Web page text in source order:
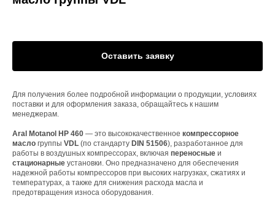
Оставить заявку
Для получения более подробной информации о продукции, условиях
поставки и для оформления заказа, обращайтесь к нашим
менеджерам.
Aral Motanol HP 460 — это высококачественное компрессорное
масло группы VDL (по стандарту DIN 51506), разработанное для
работы в воздушных компрессорах, включая переносные и
стационарные установки. Оно предназначено для обеспечения
надежной работы компрессоров при высоких нагрузках, сжатиях и
температурах, а также для снижения расхода масла и
предотвращения износа оборудования.